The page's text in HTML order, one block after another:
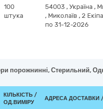
100
штука
54003 , Україна ,
, Миколаїв , 2
по 31-12-2026
порожнинні,
КІЛЬКІСТЬ /
ОД.ВИМІРУ
АДРЕСА ДОСТАВКИ